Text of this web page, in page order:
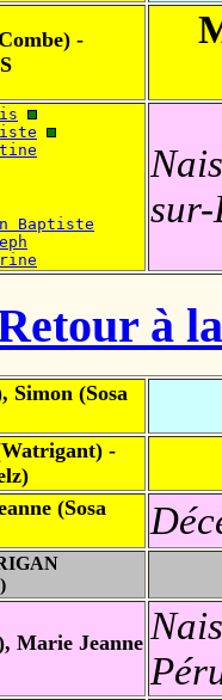
-
Baptiste
à
(Sosa
-
(Sosa
Marie Jeanne